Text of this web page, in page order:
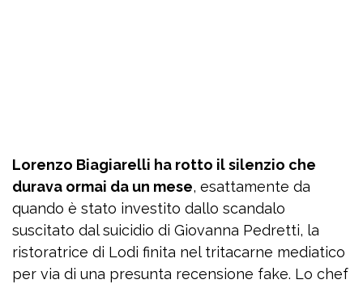
Lorenzo Biagiarelli ha rotto il silenzio che
durava ormai da un mese, esattamente da
quando è stato investito dallo scandalo
suscitato dal suicidio di Giovanna Pedretti, la
ristoratrice di Lodi finita nel tritacarne mediatico
per via di una presunta recensione fake. Lo chef